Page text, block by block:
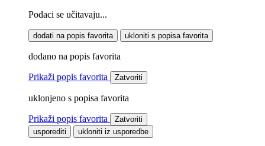
Podaci se učitavaju...
dodati na popis favorita ukloniti s popisa favorita
dodano na popis favorita
Prikaži popis favorita Zatvoriti
uklonjeno s popisa favorita
Prikaži popis favorita
Zatvoriti
usporediti
ukloniti iz usporedbe